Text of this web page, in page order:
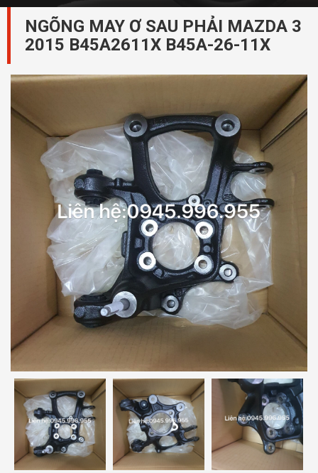
NGÕNG MAY Ơ SAU PHẢI MAZDA 3
2015 B45A2611X B45A-26-11X